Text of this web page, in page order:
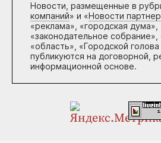
Новости, размещенные в
компаний» и «Новости
«реклама», «городская дума»,
«законодательное собрание»,
«область», «Городской голова
публикуются на договорной,
информационной основе.